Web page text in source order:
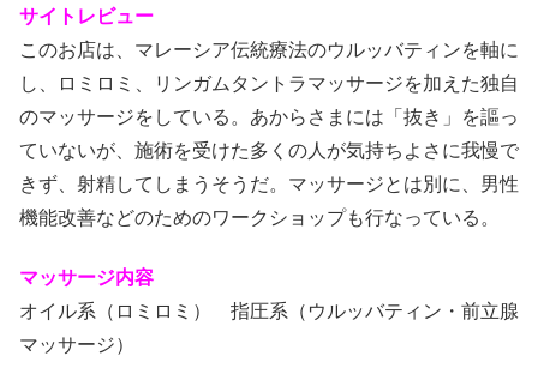
サイトレビュー
このお店は、マレーシア伝統療法のウルッバティンを軸に
し、ロミロミ、リンガムタントラマッサージを加えた独自
のマッサージをしている。あからさまには「抜き」を謳っ
ていないが、施術を受けた多くの人が気持ちよさに我慢で
きず、射精してしまうそうだ。マッサージとは別に、男性
機能改善などのためのワークショップも行なっている。
マッサージ内容
オイル系（ロミロミ） 指圧系（ウルッバティン・前立腺
マッサージ）